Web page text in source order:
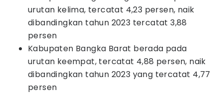
urutan kelima, tercatat 4,23 persen, naik
dibandingkan tahun 2023 tercatat 3,88
persen
Kabupaten Bangka Barat berada pada
urutan keempat, tercatat 4,88 persen, naik
dibandingkan tahun 2023 yang tercatat 4,77
persen